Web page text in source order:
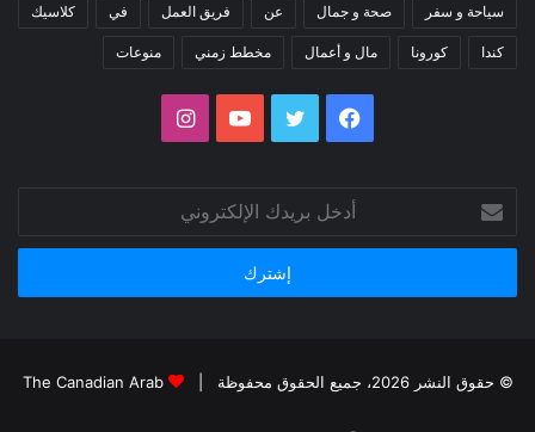
سياحة و سفر صحة و جمال عن فريق العمل في كلاسيك
كندا كورونا مال و أعمال مخطط زمني منوعات
فيسبوك تويتر يوتيوبانستقرام
بريدك
الإلكتروني
© حقوق النشر 2026، جميع الحقوق محفوظة | The Canadian Arab